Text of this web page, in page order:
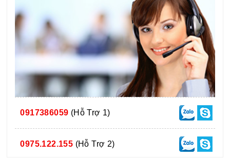
0917386059 (Hỗ Trợ 1)
0975.122.155 (Hỗ Trợ 2)